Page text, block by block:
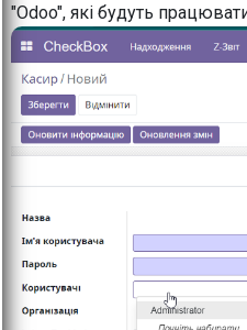
"Odoo", які будуть